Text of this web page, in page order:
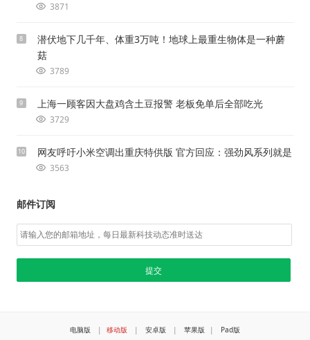
3871
8
潜伏地下几千年、体重3万吨！地球上最重生物体是一种蘑
菇
3789
9 上海一顾客因大盘鸡含土豆报警 老板免单后全部吃光
3729
10 网友呼吁小米空调出重庆特供版 官方回应：强劲风系列就是
3563
邮件订阅
电脑版 | 移动版 | 安卓版 | 苹果版 | Pad版